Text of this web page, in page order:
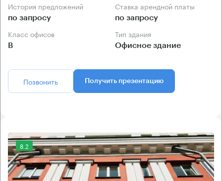
История предложений
по запросу
Ставка арендной платы
по запросу
Класс офисов
B
Тип здания
Офисное здание
Позвонить Получить презентацию
8.2